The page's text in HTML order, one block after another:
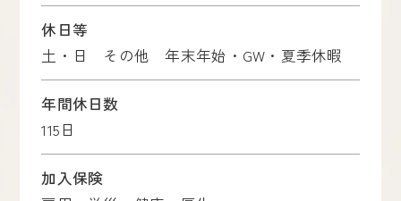
休日等
土・日 その他 年末年始・GW・夏季休暇
年間休日数
115日
加入保険